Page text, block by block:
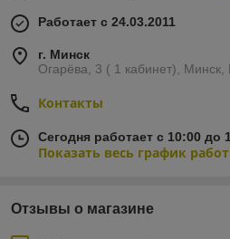
Работает с 24.03.2011
г. Минск
Огарёва, 3 ( 1 кабинет), Минск,
Контакты
Сегодня работает с 10:00 до
Показать весь график
Отзывы о магазине